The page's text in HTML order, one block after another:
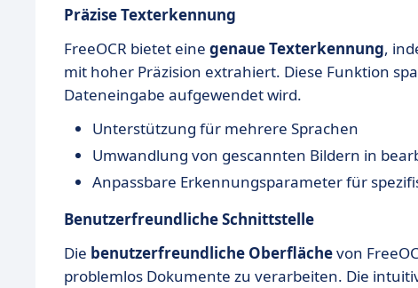
Präzise Texterkennung
FreeOCR bietet eine genaue Texterkennung,
mit hoher Präzision extrahiert. Diese Funktion
Dateneingabe aufgewendet wird.
Unterstützung für mehrere Sprachen
Umwandlung von gescannten Bildern in
Anpassbare Erkennungsparameter für
Benutzerfreundliche Schnittstelle
Die benutzerfreundliche Oberflächevon
problemlos Dokumente zu verarbeiten. Die